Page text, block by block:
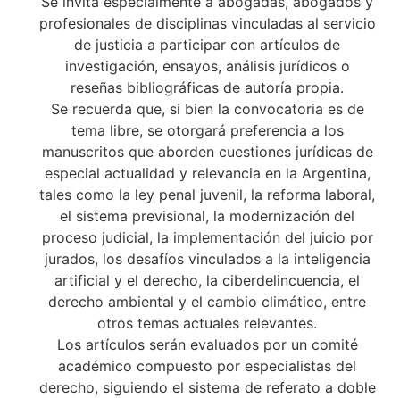
profesionales de disciplinas vinculadas al servicio
de justicia a participar con artículos de
investigación, ensayos, análisis jurídicos o
reseñas bibliográficas de autoría propia.
Se recuerda que, si bien la convocatoria es de
tema libre, se otorgará preferencia a los
manuscritos que aborden cuestiones jurídicas de
especial actualidad y relevancia en la Argentina,
tales como la ley penal juvenil, la reforma laboral,
el sistema previsional, la modernización del
proceso judicial, la implementación del juicio por
jurados, los desafíos vinculados a la inteligencia
artificial y el derecho, la ciberdelincuencia, el
derecho ambiental y el cambio climático, entre
otros temas actuales relevantes.
Los artículos serán evaluados por un comité
académico compuesto por especialistas del
derecho, siguiendo el sistema de referato a doble